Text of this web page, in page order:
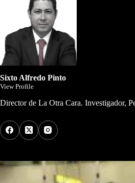
Sixto Alfredo Pinto
View Profile
Director de La Otra Cara. Investigador,